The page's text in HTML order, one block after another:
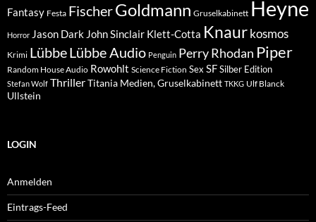
Fantasy Festa FischerGoldmann Gruselkabinett Heyne
Horror Jason Dark John Sinclair Klett-Cotta Knaur kosmos
Krimi LübbeLübbe Audio Penguin Perry Rhodan Piper
Random House Audio Rowohlt Science Fiction Sex SFSilber Edition
Stefan Wolf ThrillerTitania Medien, Gruselkabinett TKKG Ulf Blanck
Ullstein
LOGIN
Anmelden
Eintrags-Feed